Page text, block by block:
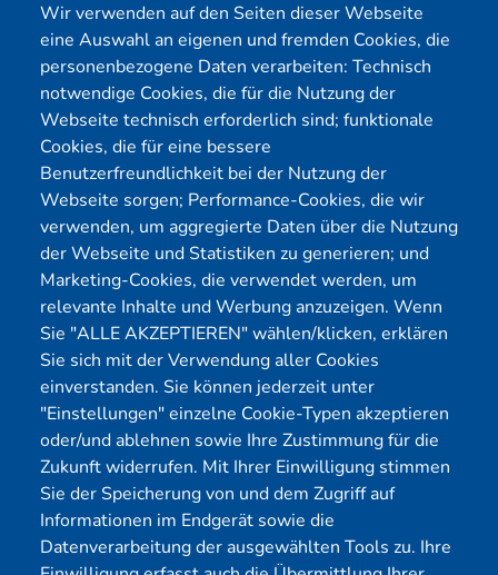
Wir verwenden auf den Seiten dieser Webseite
eine Auswahl an eigenen und fremden Cookies, die
personenbezogene Daten verarbeiten: Technisch
notwendige Cookies, die für die Nutzung der
Webseite technisch erforderlich sind; funktionale
Cookies, die für eine bessere
Benutzerfreundlichkeit bei der Nutzung der
Webseite sorgen; Performance-Cookies, die wir
verwenden, um aggregierte Daten über die Nutzung
der Webseite und Statistiken zu generieren; und
Marketing-Cookies, die verwendet werden, um
relevante Inhalte und Werbung anzuzeigen. Wenn
Sie "ALLE AKZEPTIEREN" wählen/klicken, erklären
Sie sich mit der Verwendung aller Cookies
einverstanden. Sie können jederzeit unter
"Einstellungen" einzelne Cookie-Typen akzeptieren
oder/und ablehnen sowie Ihre Zustimmung für die
Zukunft widerrufen. Mit Ihrer Einwilligung stimmen
Sie der Speicherung von und dem Zugriff auf
Informationen im Endgerät sowie die
Datenverarbeitung der ausgewählten Tools zu. Ihre
Telefon:0231 39814905
E-Mail:
info@yekta-it.de
(Mo.-Fr.9-17 Uhr)
Menü
Cybersecurity
Pentest Anbieter
Pentest Kosten Rechner
KMU CyberRisikoCheck
OT-Security
Physical Pentest
Über uns
Förderungen
Kontakt
Blog
Karriere
Datenschutz
Impressum
Mitglied